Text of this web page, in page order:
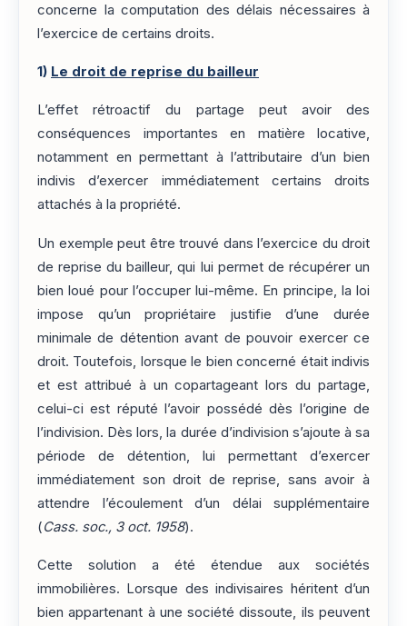
concerne la computation des délais nécessaires à
l’exercice de certains droits.
1) Le droit de reprise du bailleur
L’effet rétroactif du partage peut avoir des
conséquences importantes en matière locative,
notamment en permettant à l’attributaire d’un bien
indivis d’exercer immédiatement certains droits
attachés à la propriété.
Un exemple peut être trouvé dans l’exercice du droit
de reprise du bailleur, qui lui permet de récupérer un
bien loué pour l’occuper lui-même. En principe, la loi
impose qu’un propriétaire justifie d’une durée
minimale de détention avant de pouvoir exercer ce
droit. Toutefois, lorsque le bien concerné était indivis
et est attribué à un copartageant lors du partage,
celui-ci est réputé l’avoir possédé dès l’origine de
l’indivision. Dès lors, la durée d’indivision s’ajoute à sa
période de détention, lui permettant d’exercer
immédiatement son droit de reprise, sans avoir à
attendre l’écoulement d’un délai supplémentaire
(Cass. soc., 3 oct. 1958).
Cette solution a été étendue aux sociétés
immobilières. Lorsque des indivisaires héritent d’un
bien appartenant à une société dissoute, ils peuvent